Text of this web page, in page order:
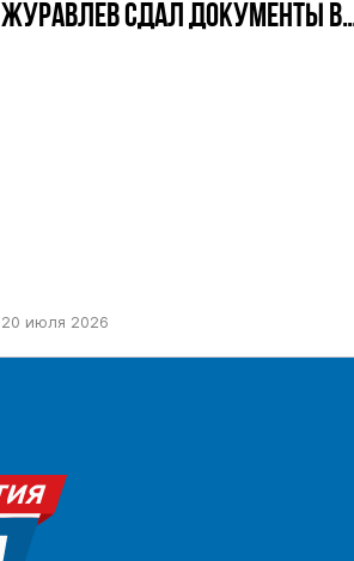
ЖУРАВЛЕВ СДАЛ ДОКУМЕНТЫ В
20 июля 2026